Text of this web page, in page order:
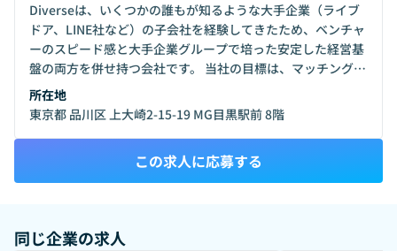
Diverseは、いくつかの誰もが知るような大手企業（ライブ
ドア、LINE社など）の子会社を経験してきたため、ベンチャ
ーのスピード感と大手企業グループで培った安定した経営基
盤の両方を併せ持つ会社です。 当社の目標は、マッチングア
プリ事業という安定収益基盤を維持・強化しながら 、その収
益を活かして新しい事業にチャレンジし続けることです。 新
規事業に分野や条件の縛りは無く、実際にITを活かしたコミ
所在地
東京都 品川区 上大崎2-15-19 MG目黒駅前 8階
この求人に応募する
同じ企業の求人